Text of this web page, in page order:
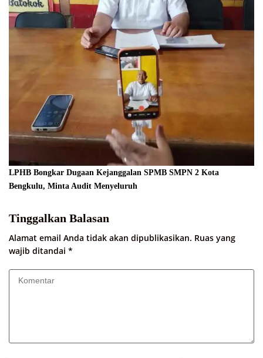
LPHB Bongkar Dugaan Kejanggalan SPMB SMPN 2 Kota
Bengkulu, Minta Audit Menyeluruh
Tinggalkan Balasan
Alamat email Anda tidak akan dipublikasikan. Ruas yang
wajib ditandai *